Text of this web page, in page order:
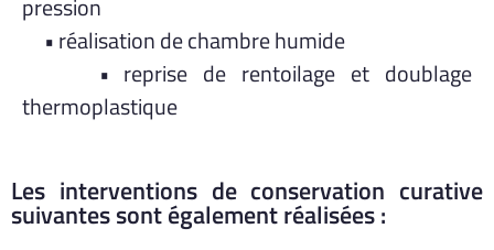
pression
• réalisation de chambre humide
• reprise de rentoilage et doublage
thermoplastique
Les interventions de conservation curative
suivantes sont également réalisées :